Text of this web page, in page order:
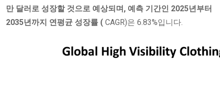
만 달러로 성장할 것으로 예상되며, 예측 기간인 2025년부터
2035년까지 연평균 성장률 ( CAGR)은 6.83%입니다.